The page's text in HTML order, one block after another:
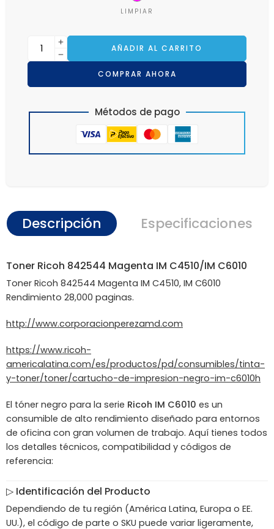
LIMPIAR
AÑADIR AL CARRITO
COMPRAR AHORA
Métodos de pago
Descripción Especificaciones
Toner Ricoh 842544 Magenta IM C4510/IM C6010
Toner Ricoh 842544 Magenta IM C4510, IM C6010
Rendimiento 28,000 paginas.
http://www.corporacionperezamd.com
https://www.ricoh-
americalatina.com/es/productos/pd/consumibles/tinta-
y-toner/toner/cartucho-de-impresion-negro-im-c6010h
El tóner negro para la serie Ricoh IM C6010 es un
consumible de alto rendimiento diseñado para entornos
de oficina con gran volumen de trabajo. Aquí tienes todos
los detalles técnicos, compatibilidad y códigos de
referencia:
▷ Identificación del Producto
Dependiendo de tu región (América Latina, Europa o EE.
UU.), el código de parte o SKU puede variar ligeramente,